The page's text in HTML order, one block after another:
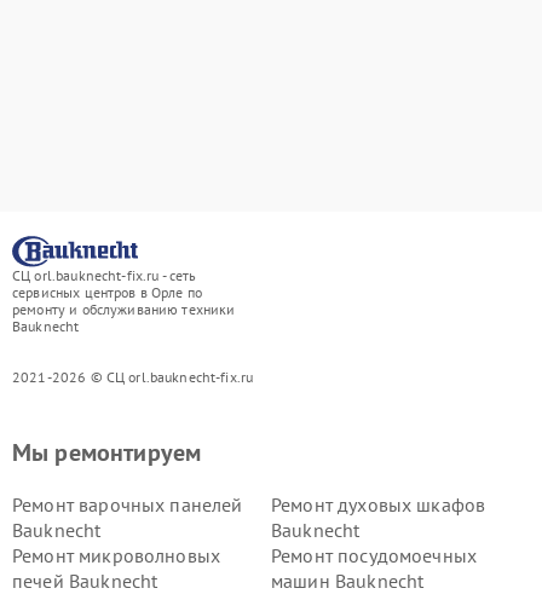
СЦ orl.bauknecht-fix.ru - сеть
сервисных центров в Орле по
ремонту и обслуживанию техники
Bauknecht
2021-2026 © СЦ orl.bauknecht-fix.ru
Мы ремонтируем
Ремонт варочных панелей
Bauknecht
Ремонт духовых шкафов
Bauknecht
Ремонт микроволновых
печей Bauknecht
Ремонт посудомоечных
машин Bauknecht